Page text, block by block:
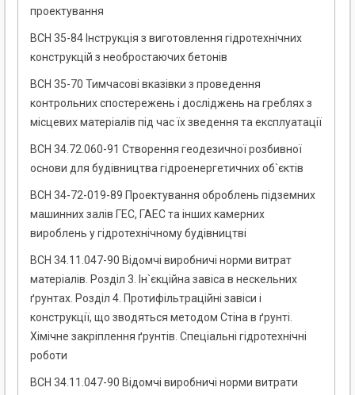
проектування
ВСН 35-84 Інструкція з виготовлення гідротехнічних
конструкцій з необростаючих бетонів
ВСН 35-70 Тимчасові вказівки з проведення
контрольних спостережень і досліджень на греблях з
місцевих матеріалів під час їх зведення та експлуатації
ВСН 34.72.060-91 Створення геодезичної розбивної
основи для будівництва гідроенергетичних об`єктів
ВСН 34-72-019-89 Проектування оброблень підземних
машинних залів ГЕС, ГАЕС та інших камерних
вироблень у гідротехнічному будівництві
ВСН 34.11.047-90 Відомчі виробничі норми витрат
матеріалів. Розділ 3. Ін`єкційна завіса в нескельних
ґрунтах. Розділ 4. Протифільтраційні завіси і
конструкції, що зводяться методом Стіна в ґрунті.
Хімічне закріплення ґрунтів. Спеціальні гідротехнічні
роботи
ВСН 34.11.047-90 Відомчі виробничі норми витрати